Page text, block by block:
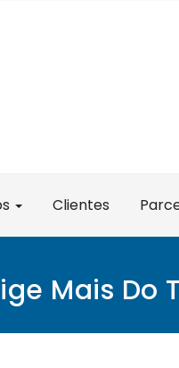
Clientes
Mais Do